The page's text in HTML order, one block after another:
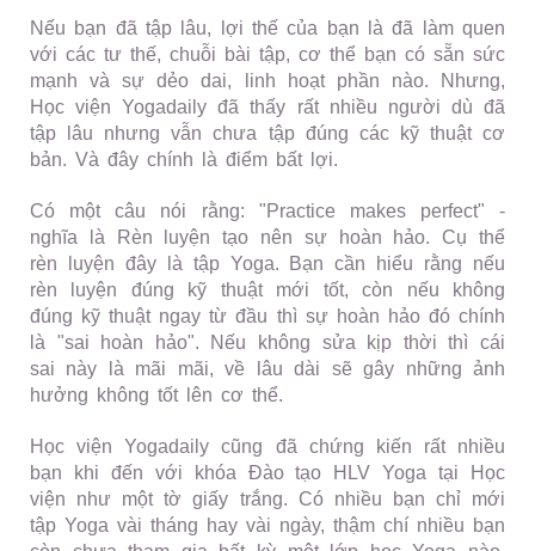
Nếu bạn đã tập lâu, lợi thế của bạn là đã làm quen
với các tư thế, chuỗi bài tập, cơ thể bạn có sẵn sức
mạnh và sự dẻo dai, linh hoạt phần nào. Nhưng,
Học viện Yogadaily đã thấy rất nhiều người dù đã
tập lâu nhưng vẫn chưa tập đúng các kỹ thuật cơ
bản. Và đây chính là điểm bất lợi.
Có một câu nói rằng: "Practice makes perfect" -
nghĩa là Rèn luyện tạo nên sự hoàn hảo. Cụ thể
rèn luyện đây là tập Yoga. Bạn cần hiểu rằng nếu
rèn luyện đúng kỹ thuật mới tốt, còn nếu không
đúng kỹ thuật ngay từ đầu thì sự hoàn hảo đó chính
là "sai hoàn hảo". Nếu không sửa kịp thời thì cái
sai này là mãi mãi, về lâu dài sẽ gây những ảnh
hưởng không tốt lên cơ thể.
Học viện Yogadaily cũng đã chứng kiến rất nhiều
bạn khi đến với khóa Đào tạo HLV Yoga tại Học
viện như một tờ giấy trắng. Có nhiều bạn chỉ mới
tập Yoga vài tháng hay vài ngày, thậm chí nhiều bạn